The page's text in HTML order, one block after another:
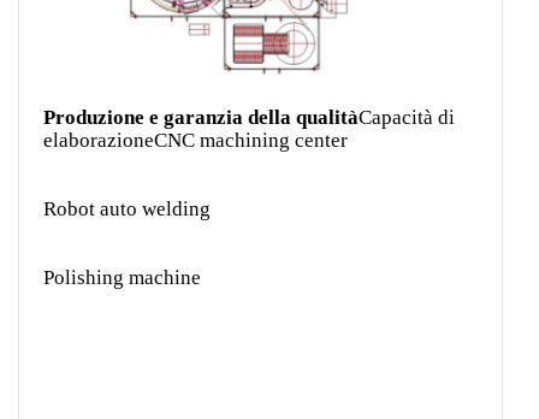
Produzione e garanzia della qualitàCapacità di
elaborazioneCNC machining center
Robot auto welding
Polishing machine